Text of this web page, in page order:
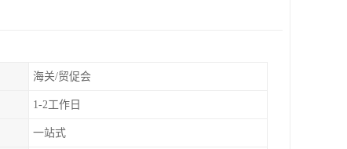
海关/贸促会
1-2工作日
一站式